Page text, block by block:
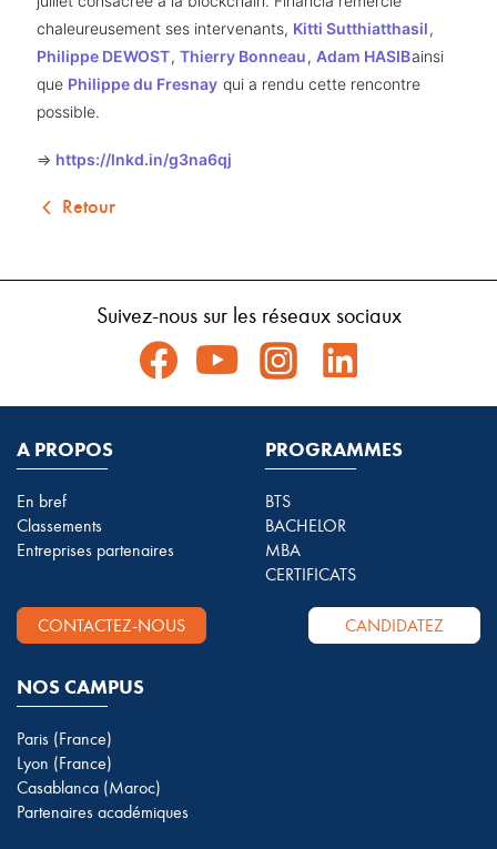
chaleureusement ses intervenants, Kitti Sutthiatthasil
Philippe DEWOST, Thierry Bonneau, Adam HASIBainsi
que Philippe du Fresnay qui a rendu cette rencontre
possible.
=> https://lnkd.in/g3na6qj
Retour
Suivez-nous sur les réseaux sociaux
A PROPOS
En bref
Classements
Entreprises partenaires
PROGRAMMES
BTS
BACHELOR
MBA
CERTIFICATS
CONTACTEZ-NOUS CANDIDATEZ
NOS CAMPUS
Paris (France)
Lyon (France)
Casablanca (Maroc)
Partenaires académiques